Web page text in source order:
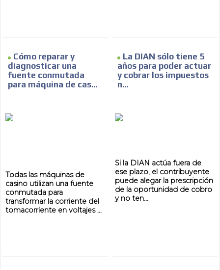
Cómo reparar y
diagnosticar una
fuente conmutada
para máquina de cas...
Todas las máquinas de
casino utilizan una fuente
conmutada para
transformar la corriente del
tomacorriente en voltajes ...
La DIAN sólo tiene 5
años para poder actuar
y cobrar los impuestos
n...
Si la DIAN actúa fuera de
ese plazo, el contribuyente
puede alegar la prescripción
de la oportunidad de cobro
y no ten...